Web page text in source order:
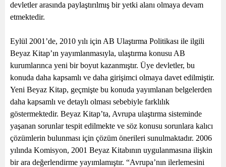
devletler arasında paylaştırılmış bir yetki alanı olmaya devam
etmektedir.
Eylül 2001’de, 2010 yılı için AB Ulaştırma Politikası ile ilgili
Beyaz Kitap’ın yayımlanmasıyla, ulaştırma konusu AB
kurumlarınca yeni bir boyut kazanmıştır. Üye devletler, bu
konuda daha kapsamlı ve daha girişimci olmaya davet edilmiştir.
Yeni Beyaz Kitap, geçmişte bu konuda yayımlanan belgelerden
daha kapsamlı ve detaylı olması sebebiyle farklılık
göstermektedir. Beyaz Kitap’ta, Avrupa ulaştırma sisteminde
yaşanan sorunlar tespit edilmekte ve söz konusu sorunlara kalıcı
çözümlerin bulunması için çözüm önerileri sunulmaktadır. 2006
yılında Komisyon, 2001 Beyaz Kitabının uygulanmasına ilişkin
bir ara değerlendirme yayımlamıştır. “Avrupa’nın ilerlemesini